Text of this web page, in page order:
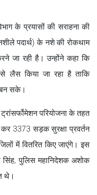
के प्रयासों की सराहना की
पदार्थ) के नशे की रोकथाम
जा रही है। उन्होंने कहा कि
लैस किया जा रहा है ताकि
सके।
परियोजना के तहत
3373 सड़क सुरक्षा प्रवर्तन
में वितरित किए जाएंगे। इस
सिंह, पुलिस महानिदेशक अशोक
थे।